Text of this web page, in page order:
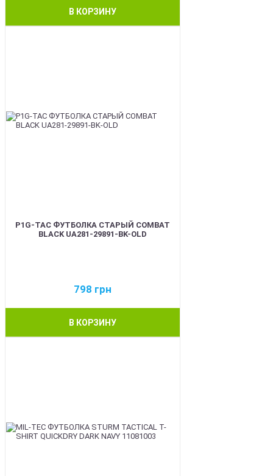
В КОРЗИНУ
P1G-TAC ФУТБОЛКА СТАРЫЙ COMBAT
BLACK UA281-29891-BK-OLD
798 грн
В КОРЗИНУ